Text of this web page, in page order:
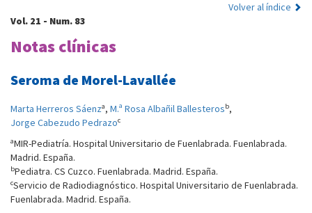
Volver al índice
Vol. 21 - Num. 83
Notas clínicas
Seroma de Morel-Lavallée
Marta Herreros Sáenza, M.ª Rosa Albañil Ballesterosb,
Jorge Cabezudo Pedrazoc
aMIR-Pediatría. Hospital Universitario de Fuenlabrada. Fuenlabrada.
Madrid. España.
bPediatra. CS Cuzco. Fuenlabrada. Madrid. España.
cServicio de Radiodiagnóstico. Hospital Universitario de Fuenlabrada.
Fuenlabrada. Madrid. España.